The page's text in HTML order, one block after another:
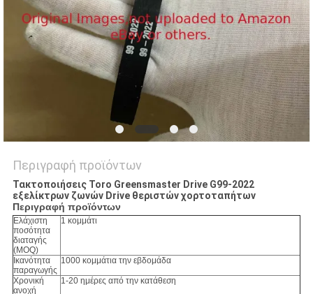
Περιγραφή προϊόντων
Τακτοποιήσεις Toro Greensmaster Drive G99-2022
εξελίκτρων ζωνών Drive θεριστών χορτοταπήτων
Περιγραφή προϊόντων
Ελάχιστη
ποσότητα
διαταγής
(MOQ)
1 κομμάτι
Ικανότητα
παραγωγής
1000 κομμάτια την εβδομάδα
Χρονική
ανοχή
1-20 ημέρες από την κατάθεση